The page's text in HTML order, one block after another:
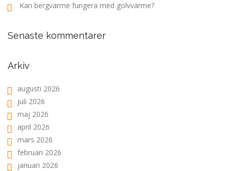
Kan bergvärme fungera med golvvärme?
Senaste kommentarer
Arkiv
augusti 2026
juli 2026
maj 2026
april 2026
mars 2026
februari 2026
januari 2026